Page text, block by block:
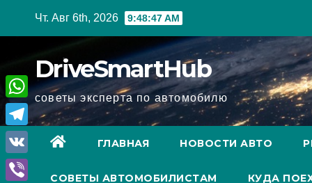
Чт. Авг 6th, 2026 9:48:48 AM
DriveSmartHub
советы эксперта по автомобилю
ГЛАВНАЯ НОВОСТИ АВТО
СОВЕТЫ АВТОМОБИЛИСТАМ КУДА
W
h
a
T
e
l
V